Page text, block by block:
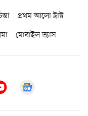
প্রথম আলো ট্রাস্ট
মোবাইল ভ্যাস